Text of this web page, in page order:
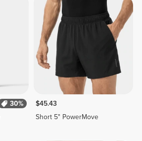
30%
$45.43
Short 5" PowerMove